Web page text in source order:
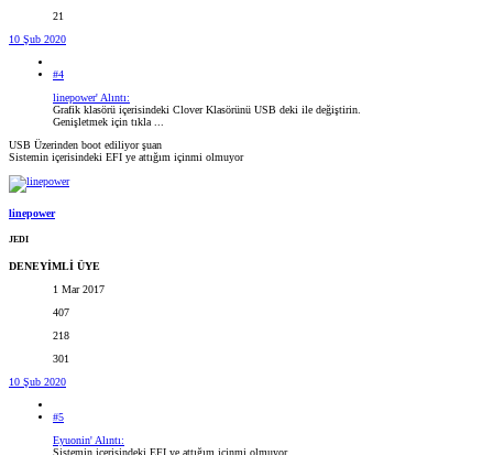
21
10 Şub 2020
#4
linepower' Alıntı:
Grafik klasörü içerisindeki Clover Klasörünü USB deki ile değiştirin.
Genişletmek için tıkla ...
USB Üzerinden boot ediliyor şuan
Sistemin içerisindeki EFI ye attığım içinmi olmuyor
linepower
JEDI
DENEYİMLİ ÜYE
1 Mar 2017
407
218
301
10 Şub 2020
#5
Eyuonin' Alıntı:
Sistemin içerisindeki EFI ye attığım içinmi olmuyor